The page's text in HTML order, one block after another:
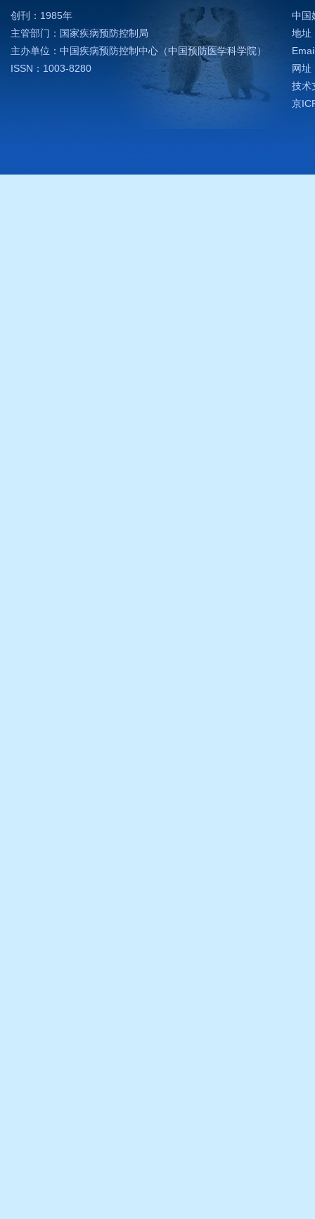
创刊：1985年
主管部门：国家疾病预防控制局
主办单位：中国疾病预防控制中心（中国预防医学科学院）
ISSN：1003-8280
中国
地址
网址
技术
京